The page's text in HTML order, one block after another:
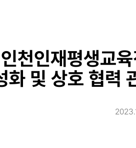
천인재평생교
화 및 상호 협력